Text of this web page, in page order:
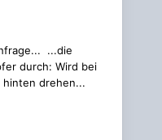
...die
durch: Wird bei
hinten drehen...